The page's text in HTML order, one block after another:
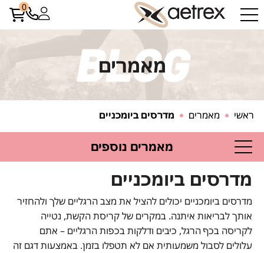
0
מאמרים
ראשי מאמרים מדרסים ביומכניים
מאמרים נוספים
מדרסים ביומכניים
מדרסים ביומכניים יכולים להציל את מצב הרגליים שלך ולהחזיר
אותך לבריאות איתנה. במקרים של קריסת הקשת, נטייה
לקריסה בכף הרגל, כיבים ודלקות בכפות הרגליים – אתם
עלולים לסבול משמעותית אם לא תטפלו בזמן. באמצעות דגם זה